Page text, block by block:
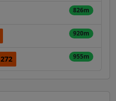
826m
920m
272 955m